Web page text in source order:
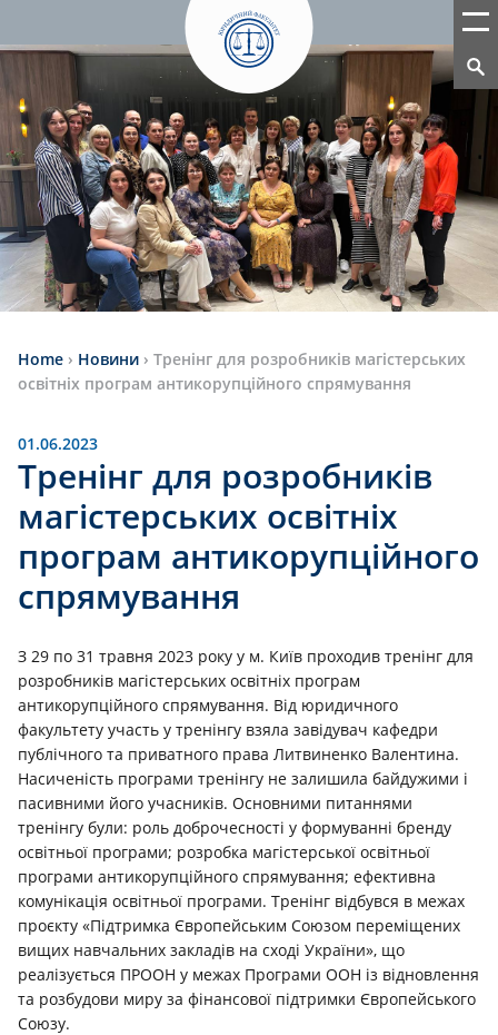
Home › Новини › Тренінг для розробників магістерських
освітніх програм антикорупційного спрямування
01.06.2023
Тренінг для розробників
магістерських освітніх
програм антикорупційного
спрямування
З 29 по 31 травня 2023 року у м. Київ проходив тренінг для
розробників магістерських освітніх програм
антикорупційного спрямування. Від юридичного
факультету участь у тренінгу взяла завідувач кафедри
публічного та приватного права Литвиненко Валентина.
Насиченість програми тренінгу не залишила байдужими і
пасивними його учасників. Основними питаннями
тренінгу були: роль доброчесності у формуванні бренду
освітньої програми; розробка магістерської освітньої
програми антикорупційного спрямування; ефективна
комунікація освітньої програми. Тренінг відбувся в межах
проєкту «Підтримка Європейським Союзом переміщених
вищих навчальних закладів на сході України», що
реалізується ПРООН у межах Програми ООН із відновлення
та розбудови миру за фінансової підтримки Європейського
Союзу.